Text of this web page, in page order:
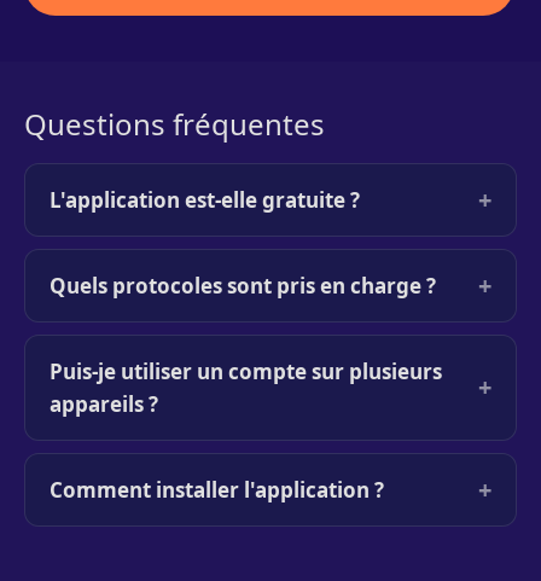
Questions fréquentes
L'application est-elle gratuite ? +
Quels protocoles sont pris en charge ? +
Puis-je utiliser un compte sur plusieurs
appareils ?
+
Comment installer l'application ? +